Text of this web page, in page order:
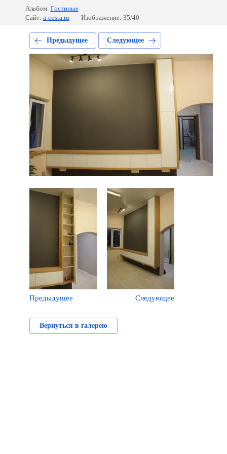
Альбом: Гостиные
Сайт: a-costa.ru Изображение: 35/40
Предыдущее Следующее
Предыдущее Следующее
Вернуться в галерею